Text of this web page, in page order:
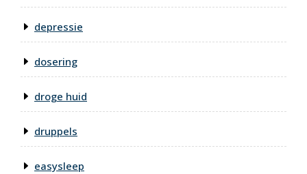
depressie
dosering
droge huid
druppels
easysleep